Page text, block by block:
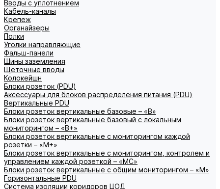
Вводы с уплотнением
Кабель-каналы
Крепеж
Органайзеры
Полки
Уголки направляющие
Фальш-панели
Шины заземления
Щеточные вводы
Колокейшн
Блоки розеток (PDU)
Аксессуары для блоков распределения питания (PDU)
Вертикальные PDU
Блоки розеток вертикальные базовые – «В»
Блоки розеток вертикальные базовый с локальным
мониторингом – «В+»
Блоки розеток вертикальные с мониторингом каждой
розетки – «М+»
Блоки розеток вертикальные с мониторингом, контролем и
управлением каждой розеткой – «МС»
Блоки розеток вертикальные с общим мониторингом – «М»
Горизонтальные PDU
Система изоляции коридоров ЦОД